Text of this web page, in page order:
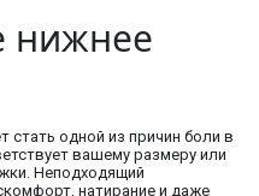
нижнее
одной из причин боли в
вашему размеру или
Неподходящий
натирание и даже